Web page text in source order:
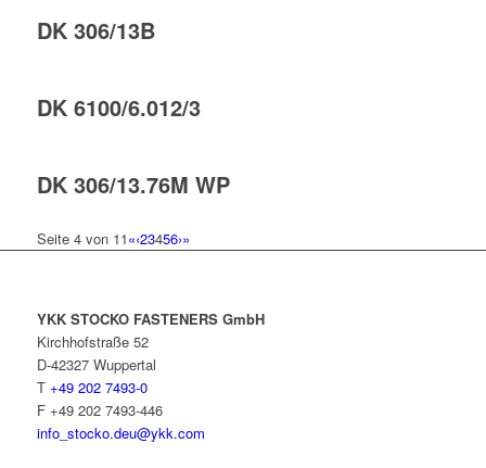
DK 306/13B
DK 6100/6.012/3
DK 306/13.76M WP
Seite 4 von 11«‹23456›»
YKK STOCKO FASTENERS GmbH
Kirchhofstraße 52
D-42327 Wuppertal
T +49 202 7493-0
F +49 202 7493-446
info_stocko.deu@ykk.com